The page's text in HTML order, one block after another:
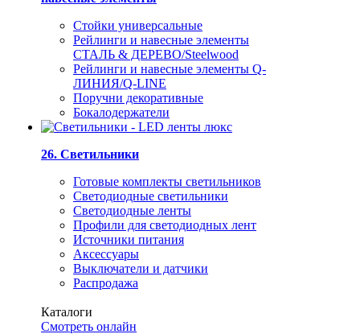
Стойки универсальные
Рейлинги и навесные элементы
СТАЛЬ & ДЕРЕВО/Steelwood
Рейлинги и навесные элементы Q-
ЛИНИЯ/Q-LINE
Поручни декоративные
Бокалодержатели
26. Светильники
Готовые комплекты светильников
Светодиодные светильники
Светодиодные ленты
Профили для светодиодных лент
Источники питания
Аксессуары
Выключатели и датчики
Распродажа
Каталоги
Смотреть онлайн